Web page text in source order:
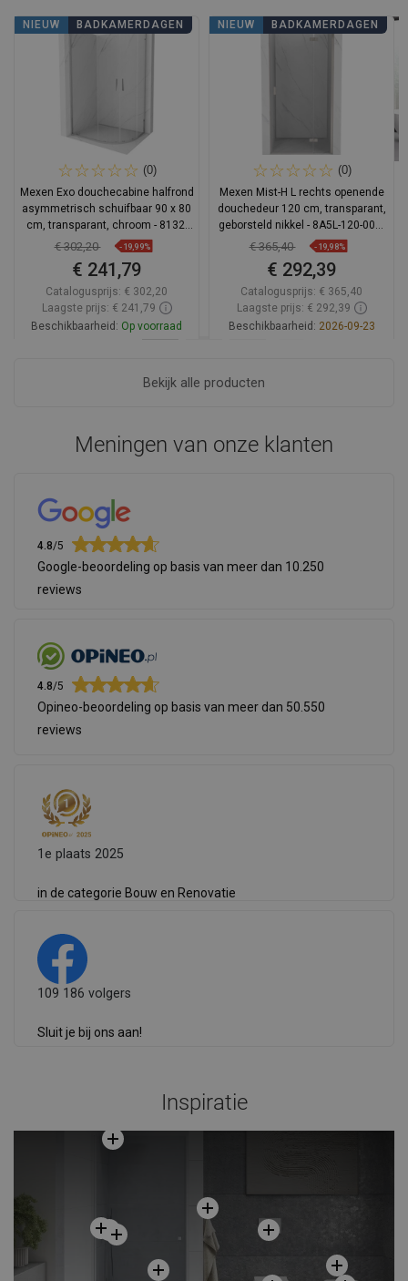
NIEUW BADKAMERDAGEN
(0)
Mexen Exo douchecabine halfrond
asymmetrisch schuifbaar 90 x 80
cm, transparant, chroom - 8132-
090-080-01-00
€ 302,20 -19,99%
€ 241,79
Catalogusprijs: € 302,20
Laagste prijs: € 241,79
Beschikbaarheid: Op voorraad
NIEUW BADKAMERDAGEN
(0)
Mexen Mist-H L rechts openende
douchedeur 120 cm, transparant,
geborsteld nikkel - 8A5L-120-000-
97-00-P
€ 365,40 -19,98%
€ 292,39
Catalogusprijs: € 365,40
Laagste prijs: € 292,39
Beschikbaarheid: 2026-09-23
Bekijk alle producten
Meningen van onze klanten
4.8/5
Google-beoordeling op basis van meer dan 10.250
reviews
4.8/5
Opineo-beoordeling op basis van meer dan 50.550
reviews
1e plaats 2025
in de categorie Bouw en Renovatie
109 186 volgers
Sluit je bij ons aan!
Inspiratie